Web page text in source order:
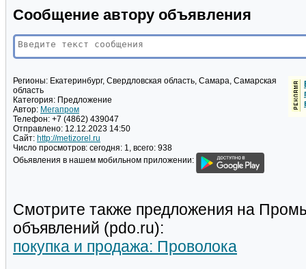
Сообщение автору объявления
Регионы: Екатеринбург, Свердловская область, Самара, Самарская
область
Категория: Предложение
Автор: Мегапром
Телефон: +7 (4862) 439047
Отправлено: 12.12.2023 14:50
Сайт: http://metizorel.ru
Число просмотров: сегодня: 1, всего: 938
Обьявления в нашем мобильном приложении:
Смотрите также предложения на
объявлений (pdo.ru):
покупка и продажа: Проволока